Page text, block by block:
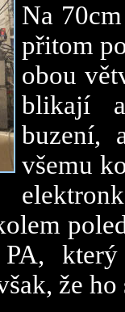
Na
přitom
obou
blikají
buzení,
všemu
PA,
že